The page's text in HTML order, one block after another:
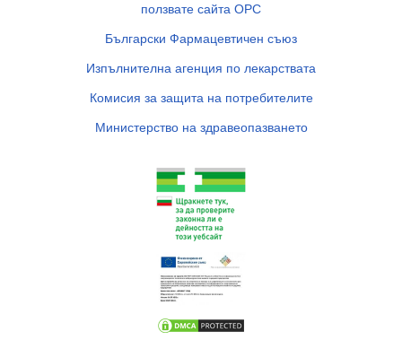
ползвате сайта ОРС
Български Фармацевтичен съюз
Изпълнителна агенция по лекарствата
Комисия за защита на потребителите
Министерство на здравеопазването